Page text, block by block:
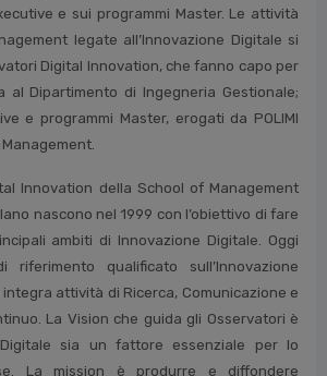
e sui programmi Master. Le attività
legate all’Innovazione Digitale si
Digital Innovation, che fanno capo per
al Dipartimento di Ingegneria Gestionale;
e programmi Master, erogati da POLIMI
Innovation della School of Management
nascono nel 1999 con l’obiettivo di fare
ambiti di Innovazione Digitale. Oggi
qualificato sull’Innovazione
attività di Ricerca, Comunicazione e
La Vision che guida gli Osservatori è
Digitale sia un fattore essenziale per lo
La mission è produrre e diffondere